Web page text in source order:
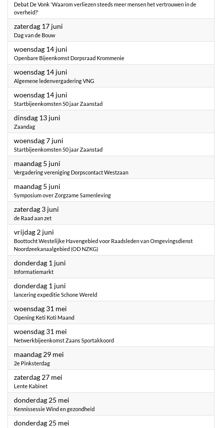
Debat De Vonk 'Waarom verliezen steeds meer mensen het vertrouwen in de
overheid?'
zaterdag 17 juni
Dag van de Bouw
woensdag 14 juni
Openbare Bijeenkomst Dorpsraad Krommenie
woensdag 14 juni
Algemene ledenvergadering VNG
woensdag 14 juni
Startbijeenkomsten 50 jaar Zaanstad
dinsdag 13 juni
Zaandag
woensdag 7 juni
Startbijeenkomsten 50 jaar Zaanstad
maandag 5 juni
Vergadering vereniging Dorpscontact Westzaan
maandag 5 juni
Symposium over Zorgzame Samenleving
zaterdag 3 juni
de Raad aan zet
vrijdag 2 juni
Boottocht Westelijke Havengebied voor Raadsleden van Omgevingsdienst
Noordzeekanaalgebied (OD NZKG)
donderdag 1 juni
Informatiemarkt
donderdag 1 juni
lancering expeditie Schone Wereld
woensdag 31 mei
Opening Keti Koti Maand
woensdag 31 mei
Netwerkbijeenkomst Zaans Sportakkoord
maandag 29 mei
2e Pinksterdag
zaterdag 27 mei
Lente Kabinet
donderdag 25 mei
Kennissessie Wind en gezondheid
donderdag 25 mei